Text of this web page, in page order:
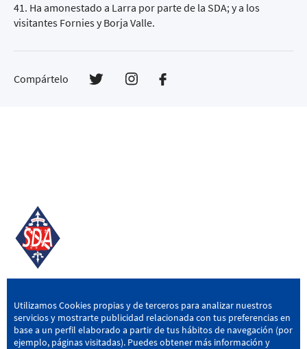
41. Ha amonestado a Larra por parte de la SDA; y a los
visitantes Fornies y Borja Valle.
Compártelo
SD AMOREBIETA
San Miguel Kalea, 16, 48340 Amorebieta, Bizkaia
Utilizamos Cookies propias y de terceros para analizar nuestros
servicios y mostrarte publicidad relacionada con tus preferencias en
base a un perfil elaborado a partir de tus hábitos de navegación (por
ejemplo, páginas visitadas). Puedes obtener más información y